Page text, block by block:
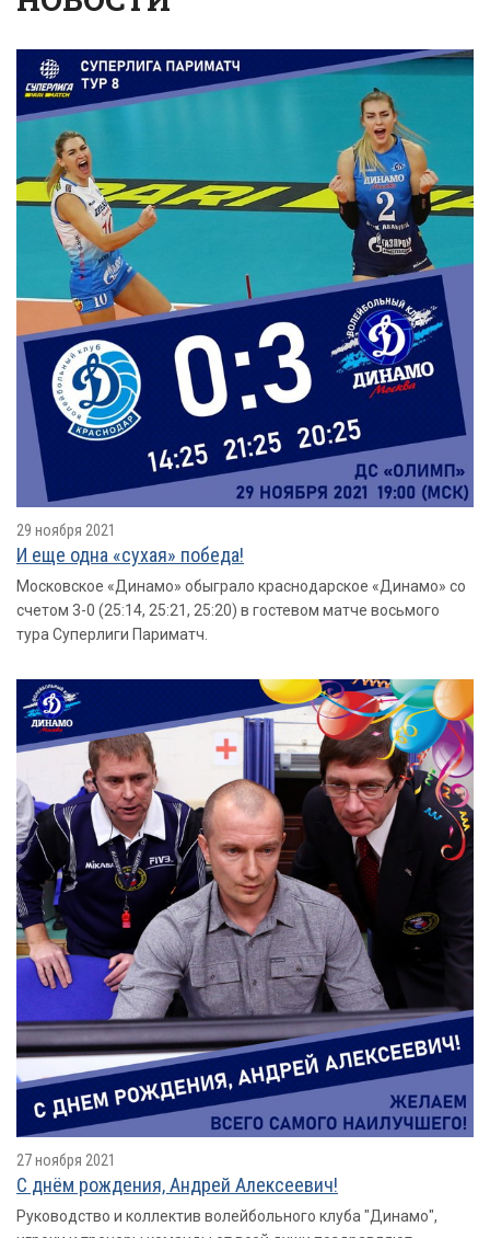
29 ноября 2021
И еще одна «сухая» победа!
Московское «Динамо» обыграло краснодарское «Динамо» со
счетом 3-0 (25:14, 25:21, 25:20) в гостевом матче восьмого
тура Суперлиги Париматч.
27 ноября 2021
С днём рождения, Андрей Алексеевич!
Руководство и коллектив волейбольного клуба "Динамо",